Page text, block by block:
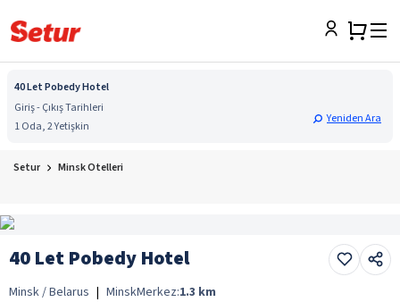
40 Let Pobedy Hotel
Giriş - Çıkış Tarihleri
1 Oda, 2 Yetişkin
Yeniden Ara
Setur Minsk Otelleri
40 Let Pobedy Hotel
Minsk / Belarus | MinskMerkez:1.3 km